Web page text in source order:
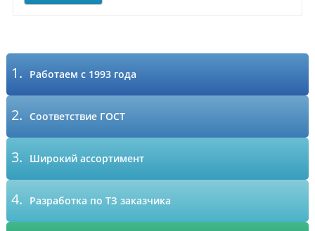
1. Работаем с 1993 года
2. Соответствие ГОСТ
3. Широкий ассортимент
4. Разработка по ТЗ заказчика